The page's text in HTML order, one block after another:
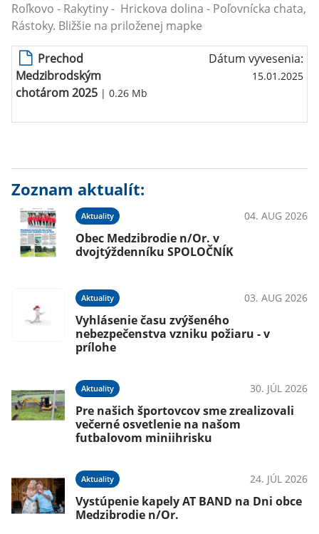
Roľkovo - Rakytiny - Hrickova dolina - Poľovnícka chata,
Rástoky. Bližšie na priloženej mapke
Prechod
Medzibrodským
chotárom 2025 | 0.26 Mb
Dátum vyvesenia:
15.01.2025
Zoznam aktualít:
Aktuality 04. AUG 2026
Obec Medzibrodie n/Or. v
dvojtýždenníku SPOLOČNÍK
Aktuality 03. AUG 2026
Vyhlásenie času zvýšeného
nebezpečenstva vzniku požiaru - v
prílohe
Aktuality 30. JÚL 2026
Pre našich športovcov sme zrealizovali
večerné osvetlenie na našom
futbalovom miniihrisku
Aktuality 24. JÚL 2026
Vystúpenie kapely AT BAND na Dni obce
Medzibrodie n/Or.